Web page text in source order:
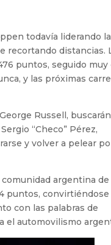
todavía liderando la
recortando distancias.
puntos, seguido muy
y las próximas
Russell, buscarán
“Checo” Pérez,
y volver a pelear
argentina de
puntos,
con las palabras de
el automovilismo